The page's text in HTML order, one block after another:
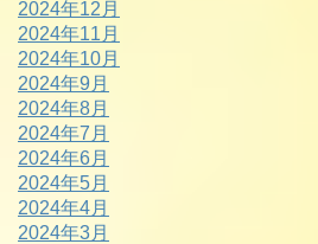
2024年12月
2024年11月
2024年10月
2024年9月
2024年8月
2024年7月
2024年6月
2024年5月
2024年4月
2024年3月